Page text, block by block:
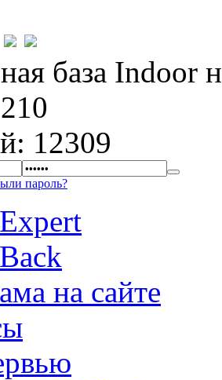
база Indoor
12309
пароль?
на сайте